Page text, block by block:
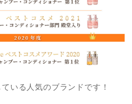
いる人気のブランドです！